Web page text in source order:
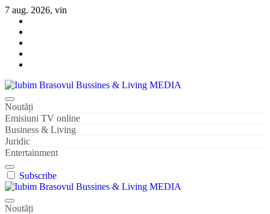
Sari
conținut
7 aug. 2026, vin
Iubim Brasovul Bussines & Living MEDIA
Din pasiune și dragoste pentru Brașoveni
Noutăți
Emisiuni TV online
Business & Living
Juridic
Entertainment
Subscribe
Iubim Brasovul Bussines & Living MEDIA
Din pasiune și dragoste pentru Brașoveni
Noutăți